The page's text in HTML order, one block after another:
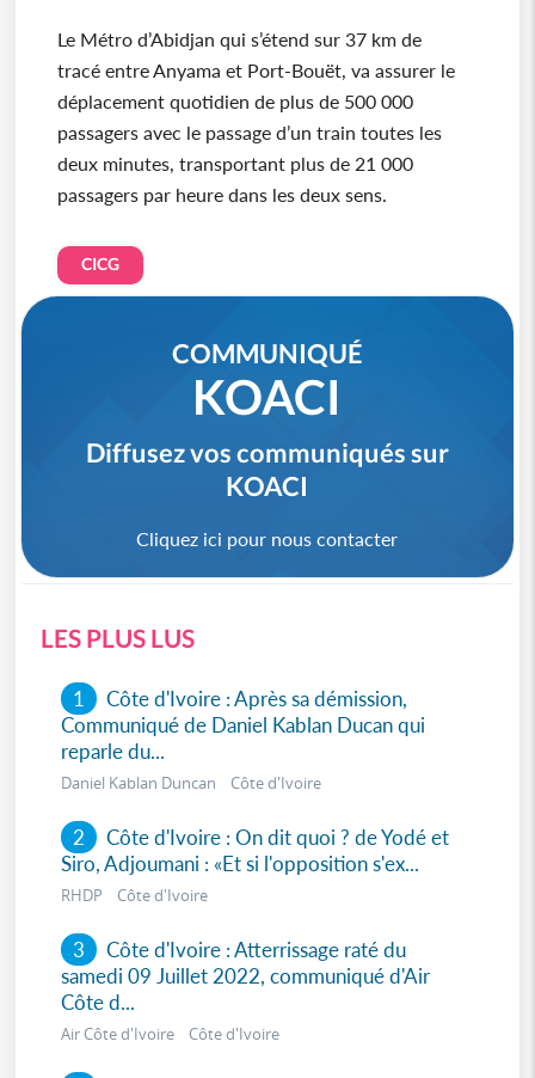
Le Métro d’Abidjan qui s’étend sur 37 km de
tracé entre Anyama et Port-Bouët, va assurer le
déplacement quotidien de plus de 500 000
passagers avec le passage d’un train toutes les
deux minutes, transportant plus de 21 000
passagers par heure dans les deux sens.
CICG
COMMUNIQUÉ
KOACI
Diffusez vos communiqués sur
KOACI
Cliquez ici pour nous contacter
LES PLUS LUS
1 Côte d'Ivoire : Après sa démission,
Communiqué de Daniel Kablan Ducan qui
reparle du...
Daniel Kablan Duncan Côte d'Ivoire
2 Côte d'Ivoire : On dit quoi ? de Yodé et
Siro, Adjoumani : «Et si l'opposition s'ex...
RHDP Côte d'Ivoire
3 Côte d'Ivoire : Atterrissage raté du
samedi 09 Juillet 2022, communiqué d'Air
Côte d...
Air Côte d'Ivoire Côte d'Ivoire